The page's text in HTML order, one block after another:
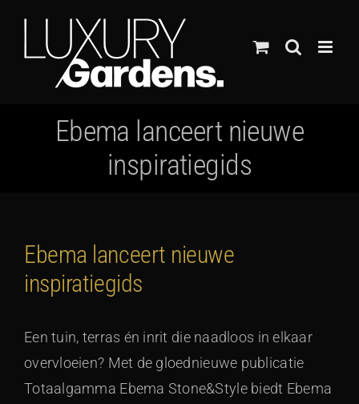
inhoud
Ebema lanceert nieuwe
inspiratiegids
Ebema lanceert nieuwe
inspiratiegids
Een tuin, terras én inrit die naadloos in elkaar
overvloeien? Met de gloednieuwe publicatie
Totaalgamma Ebema Stone&Style biedt Ebema